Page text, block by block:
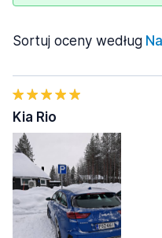
Sortuj oceny według
Kia Rio